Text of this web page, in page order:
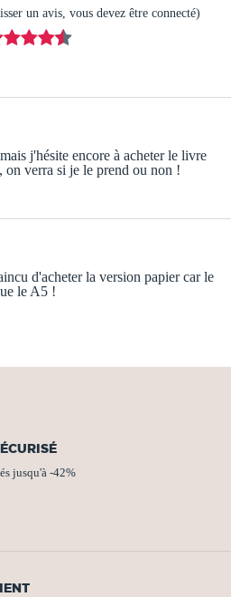
un avis, vous devez être connecté)
j'hésite encore à acheter le livre
on verra si je le prend ou non !
d'acheter la version papier car le
le A5 !
jusqu'à -42%